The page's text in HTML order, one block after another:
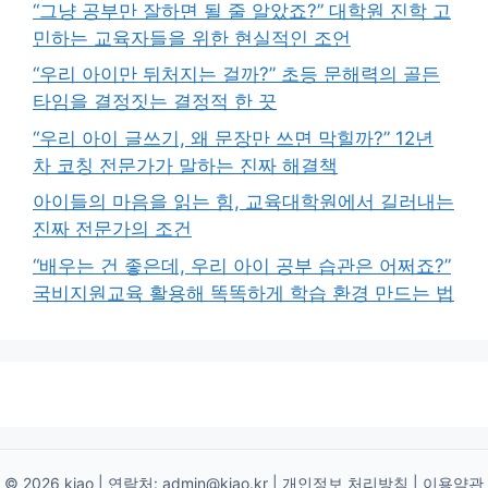
“그냥 공부만 잘하면 될 줄 알았죠?” 대학원 진학 고
민하는 교육자들을 위한 현실적인 조언
“우리 아이만 뒤처지는 걸까?” 초등 문해력의 골든
타임을 결정짓는 결정적 한 끗
“우리 아이 글쓰기, 왜 문장만 쓰면 막힐까?” 12년
차 코칭 전문가가 말하는 진짜 해결책
아이들의 마음을 읽는 힘, 교육대학원에서 길러내는
진짜 전문가의 조건
“배우는 건 좋은데, 우리 아이 공부 습관은 어쩌죠?”
국비지원교육 활용해 똑똑하게 학습 환경 만드는 법
© 2026 kiao | 연락처: admin@kiao.kr 개인정보 처리방침 이용약관